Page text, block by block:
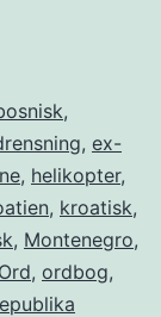
,
, ex-
, helikopter,
, kroatisk,
, Montenegro,
Ord, ordbog,